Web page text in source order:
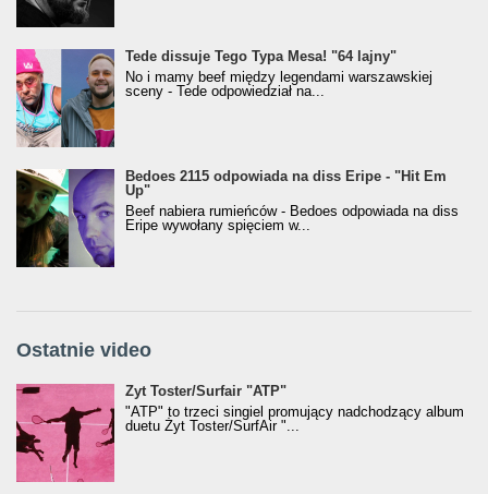
Tede dissuje Tego Typa Mesa! "64 lajny"
No i mamy beef między legendami warszawskiej
sceny - Tede odpowiedział na...
Bedoes 2115 odpowiada na diss Eripe - "Hit Em
Up"
Beef nabiera rumieńców - Bedoes odpowiada na diss
Eripe wywołany spięciem w...
Ostatnie video
Żyt Toster/SurfAir - ATP VIDEO
Żyt Toster/Surfair "ATP"
"ATP" to trzeci singiel promujący nadchodzący album
duetu Żyt Toster/SurfAir "...